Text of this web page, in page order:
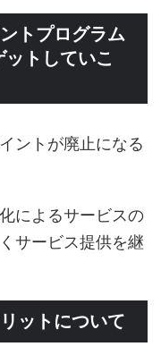
トプログラム
トしていこ
ントが廃止になる
によるサービスの
サービス提供を継
ットについて